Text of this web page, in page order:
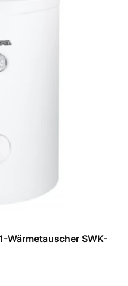
Wärmetauscher SWK-